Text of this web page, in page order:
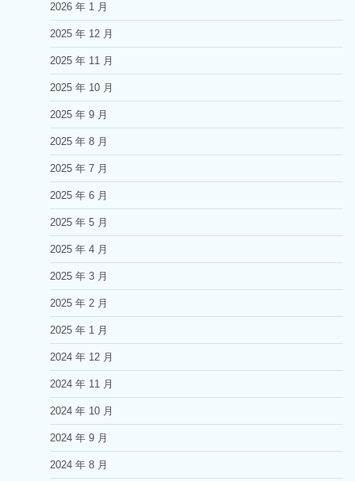
2026 年 1 月
2025 年 12 月
2025 年 11 月
2025 年 10 月
2025 年 9 月
2025 年 8 月
2025 年 7 月
2025 年 6 月
2025 年 5 月
2025 年 4 月
2025 年 3 月
2025 年 2 月
2025 年 1 月
2024 年 12 月
2024 年 11 月
2024 年 10 月
2024 年 9 月
2024 年 8 月